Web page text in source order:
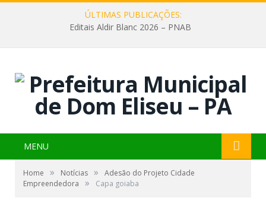
ÚLTIMAS PUBLICAÇÕES:
Editais Aldir Blanc 2026 – PNAB
MENU
Home » Notícias »
Adesão do Projeto Cidade
Empreendedora
» Capa goiaba